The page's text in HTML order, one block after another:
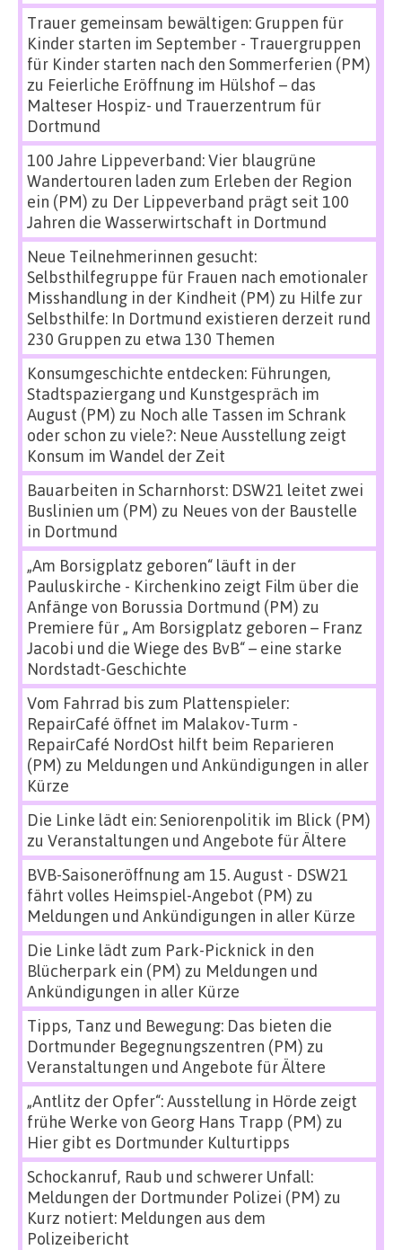
Trauer gemeinsam bewältigen: Gruppen für
Kinder starten im September - Trauergruppen
für Kinder starten nach den Sommerferien (PM)
zu Feierliche Eröffnung im Hülshof – das
Malteser Hospiz- und Trauerzentrum für
Dortmund
100 Jahre Lippeverband: Vier blaugrüne
Wandertouren laden zum Erleben der Region
ein (PM) zu Der Lippeverband prägt seit 100
Jahren die Wasserwirtschaft in Dortmund
Neue Teilnehmerinnen gesucht:
Selbsthilfegruppe für Frauen nach emotionaler
Misshandlung in der Kindheit (PM) zu Hilfe zur
Selbsthilfe: In Dortmund existieren derzeit rund
230 Gruppen zu etwa 130 Themen
Konsumgeschichte entdecken: Führungen,
Stadtspaziergang und Kunstgespräch im
August (PM) zu Noch alle Tassen im Schrank
oder schon zu viele?: Neue Ausstellung zeigt
Konsum im Wandel der Zeit
Bauarbeiten in Scharnhorst: DSW21 leitet zwei
Buslinien um (PM) zu Neues von der Baustelle
in Dortmund
„Am Borsigplatz geboren“ läuft in der
Pauluskirche - Kirchenkino zeigt Film über die
Anfänge von Borussia Dortmund (PM) zu
Premiere für „ Am Borsigplatz geboren – Franz
Jacobi und die Wiege des BvB“ – eine starke
Nordstadt-Geschichte
Vom Fahrrad bis zum Plattenspieler:
RepairCafé öffnet im Malakov-Turm -
RepairCafé NordOst hilft beim Reparieren
(PM) zu Meldungen und Ankündigungen in aller
Kürze
Die Linke lädt ein: Seniorenpolitik im Blick (PM)
zu Veranstaltungen und Angebote für Ältere
BVB-Saisoneröffnung am 15. August - DSW21
fährt volles Heimspiel-Angebot (PM) zu
Meldungen und Ankündigungen in aller Kürze
Die Linke lädt zum Park-Picknick in den
Blücherpark ein (PM) zu Meldungen und
Ankündigungen in aller Kürze
Tipps, Tanz und Bewegung: Das bieten die
Dortmunder Begegnungszentren (PM) zu
Veranstaltungen und Angebote für Ältere
„Antlitz der Opfer“: Ausstellung in Hörde zeigt
frühe Werke von Georg Hans Trapp (PM) zu
Hier gibt es Dortmunder Kulturtipps
Schockanruf, Raub und schwerer Unfall:
Meldungen der Dortmunder Polizei (PM) zu
Kurz notiert: Meldungen aus dem
Polizeibericht